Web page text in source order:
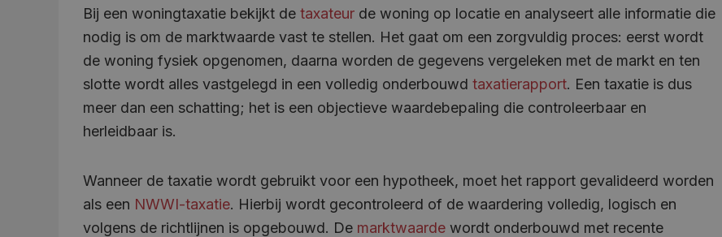
Bij een woningtaxatie bekijkt de taxateur de woning op locatie en analyseert alle informatie die
nodig is om de marktwaarde vast te stellen. Het gaat om een zorgvuldig proces: eerst wordt
de woning fysiek opgenomen, daarna worden de gegevens vergeleken met de markt en ten
slotte wordt alles vastgelegd in een volledig onderbouwd taxatierapport. Een taxatie is dus
meer dan een schatting; het is een objectieve waardebepaling die controleerbaar en
herleidbaar is.
Wanneer de taxatie wordt gebruikt voor een hypotheek, moet het rapport gevalideerd worden
als een NWWI-taxatie. Hierbij wordt gecontroleerd of de waardering volledig, logisch en
volgens de richtlijnen is opgebouwd. De marktwaarde wordt onderbouwd met recente